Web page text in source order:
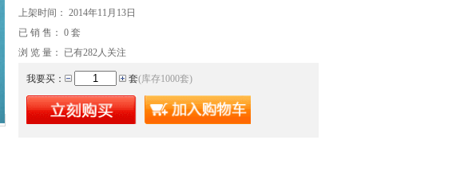
上架时间： 2014年11月13日
已 销 售： 0 套
浏 览 量： 已有282人关注
我要买： 套(库存1000套)